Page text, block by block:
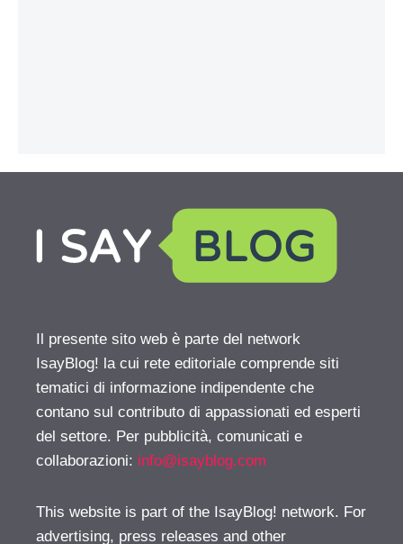
Il presente sito web è parte del network
IsayBlog! la cui rete editoriale comprende siti
tematici di informazione indipendente che
contano sul contributo di appassionati ed esperti
del settore. Per pubblicità, comunicati e
collaborazioni: info@isayblog.com
This website is part of the IsayBlog! network. For
advertising, press releases and other